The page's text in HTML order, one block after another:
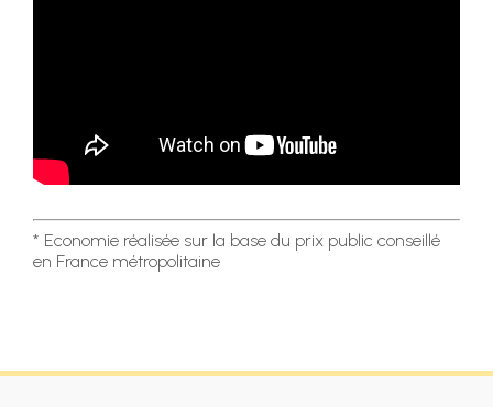
* Economie réalisée sur la base du prix public conseillé
en France métropolitaine